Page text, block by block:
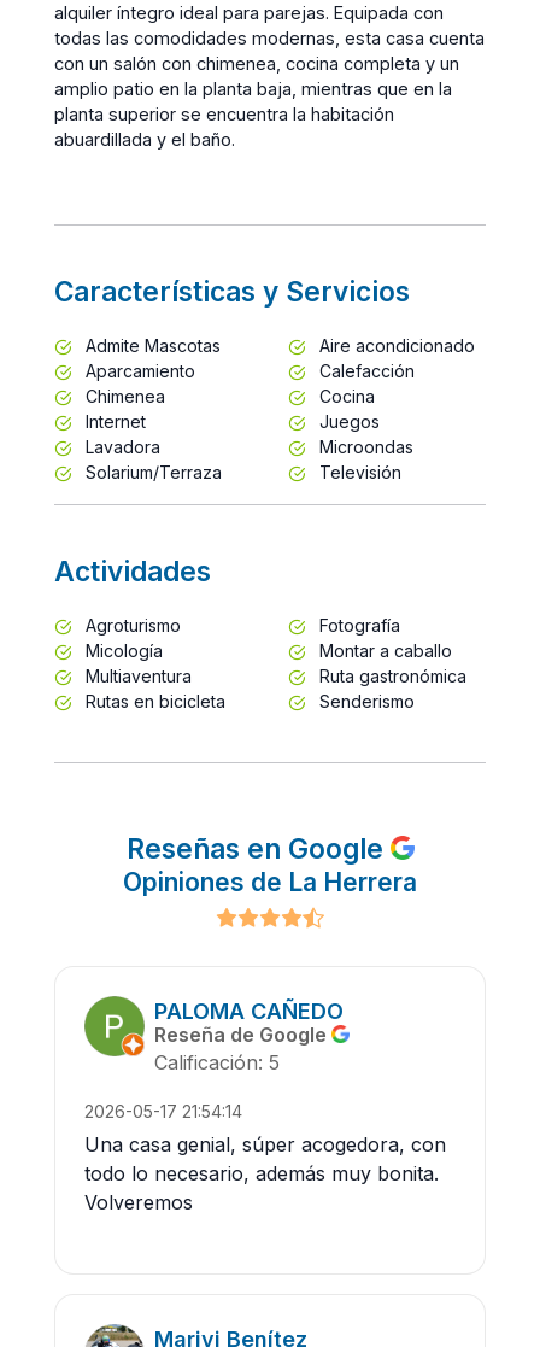
alquiler íntegro ideal para parejas. Equipada con
todas las comodidades modernas, esta casa cuenta
con un salón con chimenea, cocina completa y un
amplio patio en la planta baja, mientras que en la
planta superior se encuentra la habitación
abuardillada y el baño.
Características y Servicios
Admite Mascotas
Aire acondicionado
Aparcamiento
Calefacción
Chimenea
Cocina
Internet
Juegos
Lavadora
Microondas
Solarium/Terraza
Televisión
Actividades
Agroturismo
Fotografía
Micología
Montar a caballo
Multiaventura
Ruta gastronómica
Rutas en bicicleta
Senderismo
Reseñas en Google
Opiniones de La Herrera
PALOMA CAÑEDO
Reseña de Google
Calificación: 5
2026-05-17 21:54:14
Una casa genial, súper acogedora, con
todo lo necesario, además muy bonita.
Volveremos
Marivi Benítez